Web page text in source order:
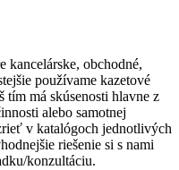
kancelárske, obchodné,
používame kazetové
tím má skúsenosti hlavne z
alebo samotnej
v katalógoch jednotlivých
riešenie si s nami
konzultáciu.